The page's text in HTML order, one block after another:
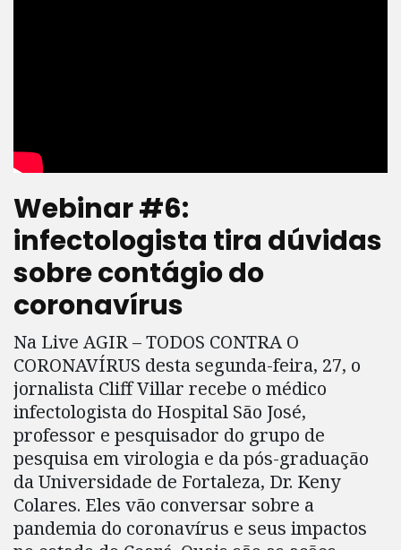
Webinar #6:
infectologista tira dúvidas
sobre contágio do
coronavírus
Na Live AGIR – TODOS CONTRA O
CORONAVÍRUS desta segunda-feira, 27, o
jornalista Cliff Villar recebe o médico
infectologista do Hospital São José,
professor e pesquisador do grupo de
pesquisa em virologia e da pós-graduação
da Universidade de Fortaleza, Dr. Keny
Colares. Eles vão conversar sobre a
pandemia do coronavírus e seus impactos